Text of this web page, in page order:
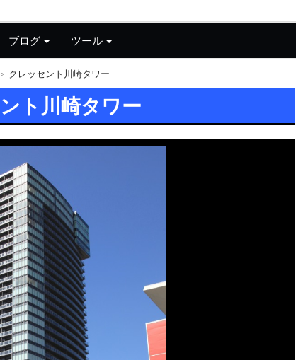
ブログ ツール
クレッセント川崎タワー
ト川崎タワー